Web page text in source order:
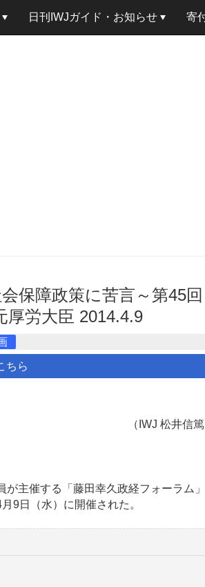
日刊IWJガイド・お知らせ 寄
保障政策に苦言～第45回
労大臣 2014.4.9
ちら
（IWJ 松井信篤
主催する「藤田幸久政経フォーラム」
9日（水）に開催された。